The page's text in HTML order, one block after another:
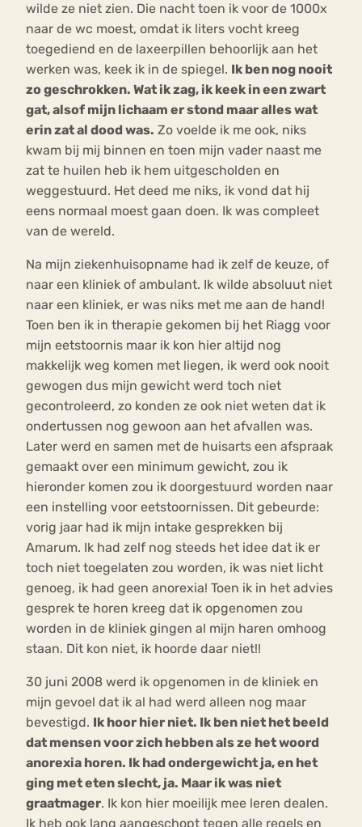
wilde ze niet zien. Die nacht toen ik voor de 1000x
naar de wc moest, omdat ik liters vocht kreeg
toegediend en de laxeerpillen behoorlijk aan het
werken was, keek ik in de spiegel. Ik ben nog nooit
zo geschrokken. Wat ik zag, ik keek in een zwart
gat, alsof mijn lichaam er stond maar alles wat
erin zat al dood was. Zo voelde ik me ook, niks
kwam bij mij binnen en toen mijn vader naast me
zat te huilen heb ik hem uitgescholden en
weggestuurd. Het deed me niks, ik vond dat hij
eens normaal moest gaan doen. Ik was compleet
van de wereld.
Na mijn ziekenhuisopname had ik zelf de keuze, of
naar een kliniek of ambulant. Ik wilde absoluut niet
naar een kliniek, er was niks met me aan de hand!
Toen ben ik in therapie gekomen bij het Riagg voor
mijn eetstoornis maar ik kon hier altijd nog
makkelijk weg komen met liegen, ik werd ook nooit
gewogen dus mijn gewicht werd toch niet
gecontroleerd, zo konden ze ook niet weten dat ik
ondertussen nog gewoon aan het afvallen was.
Later werd en samen met de huisarts een afspraak
gemaakt over een minimum gewicht, zou ik
hieronder komen zou ik doorgestuurd worden naar
een instelling voor eetstoornissen. Dit gebeurde:
vorig jaar had ik mijn intake gesprekken bij
Amarum. Ik had zelf nog steeds het idee dat ik er
toch niet toegelaten zou worden, ik was niet licht
genoeg, ik had geen anorexia! Toen ik in het advies
gesprek te horen kreeg dat ik opgenomen zou
worden in de kliniek gingen al mijn haren omhoog
staan. Dit kon niet, ik hoorde daar niet!!
30 juni 2008 werd ik opgenomen in de kliniek en
mijn gevoel dat ik al had werd alleen nog maar
bevestigd. Ik hoor hier niet. Ik ben niet het beeld
dat mensen voor zich hebben als ze het woord
anorexia horen. Ik had ondergewicht ja, en het
ging met eten slecht, ja. Maar ik was niet
graatmager. Ik kon hier moeilijk mee leren dealen.
Ik heb ook lang aangeschopt tegen alle regels en